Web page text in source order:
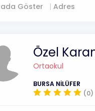
Göster Adres
Özel
Ortaokul
BURSA NİLÜFER
(0)